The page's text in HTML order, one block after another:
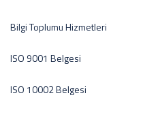
Bilgi Toplumu Hizmetleri
ISO 9001 Belgesi
ISO 10002 Belgesi